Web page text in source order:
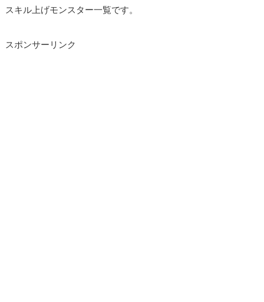
スキル上げモンスター一覧です。
スポンサーリンク